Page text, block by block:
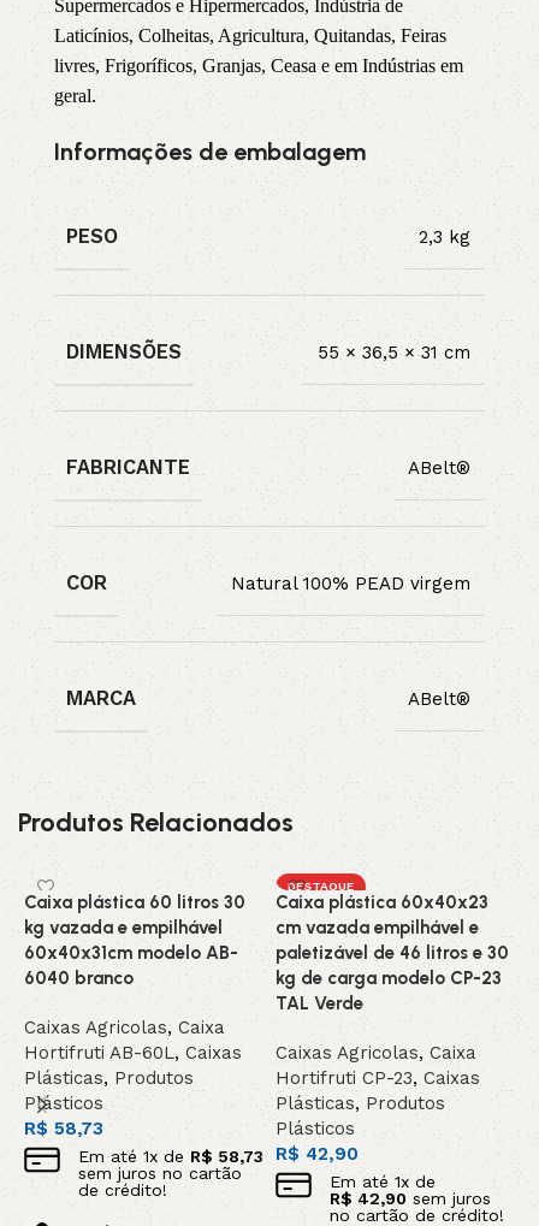
Supermercados e Hipermercados, Indústria de
Laticínios, Colheitas, Agricultura, Quitandas, Feiras
livres, Frigoríficos, Granjas, Ceasa e em Indústrias em
geral.
Informações de embalagem
PESO 2,3 kg
DIMENSÕES 55 × 36,5 × 31 cm
FABRICANTE ABelt®
COR Natural 100% PEAD virgem
MARCA ABelt®
Produtos Relacionados
Caixa plástica 60 litros 30
kg vazada e empilhável
60x40x31cm modelo AB-
6040 branco
Caixas Agricolas,Caixa
Hortifruti AB-60L, Caixas
Plásticas, Produtos
Plásticos
R$ 58,73
Em até 1x deR$58,73
sem juros no cartão
de crédito!
DESTAQUE
Caixa plástica 60x40x23
cm vazada empilhável e
paletizável de 46 litros e 30
kg de carga modelo CP-23
TAL Verde
Caixas Agricolas, Caixa
Hortifruti CP-23, Caixas
Plásticas,Produtos
Plásticos
R$42,90
Em até1x de
R$ 42,90 sem juros
no cartão de crédito!